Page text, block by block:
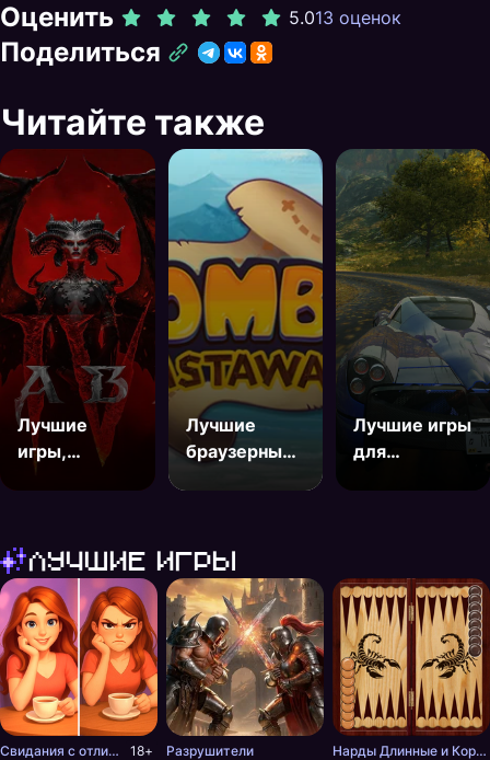
Оценить 5.013 оценок
Поделиться
Читайте также
Лучшие
игры,
Лучшие
браузерные
Лучшие игры
для
Лучшие игры
Свидания с отличиями 18+ Разрушители Нарды Длинные и Короткие онлайн